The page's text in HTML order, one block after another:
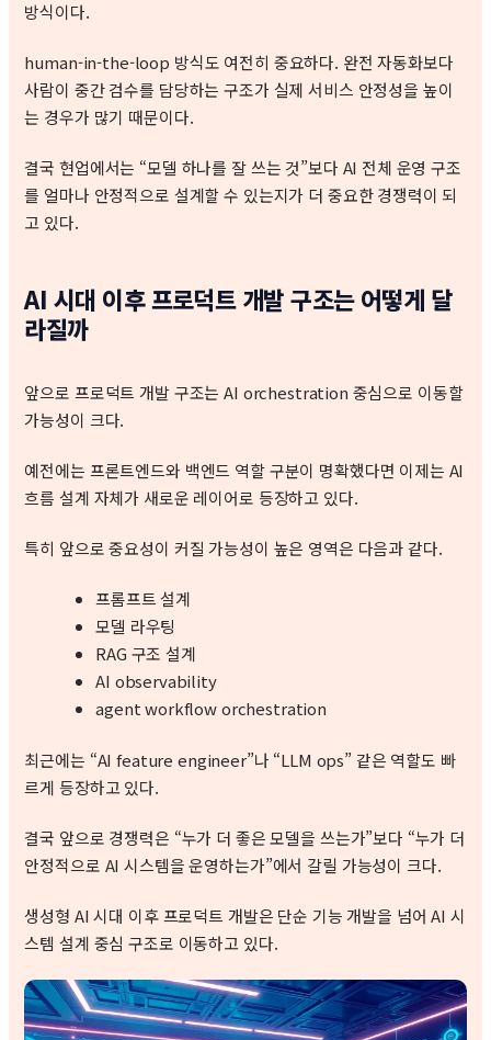
방식이다.
human-in-the-loop 방식도 여전히 중요하다. 완전 자동화보다
사람이 중간 검수를 담당하는 구조가 실제 서비스 안정성을 높이
는 경우가 많기 때문이다.
결국 현업에서는 “모델 하나를 잘 쓰는 것”보다 AI 전체 운영 구조
를 얼마나 안정적으로 설계할 수 있는지가 더 중요한 경쟁력이 되
고 있다.
AI 시대 이후 프로덕트 개발 구조는 어떻게 달
라질까
앞으로 프로덕트 개발 구조는 AI orchestration 중심으로 이동할
가능성이 크다.
예전에는 프론트엔드와 백엔드 역할 구분이 명확했다면 이제는 AI
흐름 설계 자체가 새로운 레이어로 등장하고 있다.
특히 앞으로 중요성이 커질 가능성이 높은 영역은 다음과 같다.
프롬프트 설계
모델 라우팅
RAG 구조 설계
AI observability
agent workflow orchestration
최근에는 “AI feature engineer”나 “LLM ops” 같은 역할도 빠
르게 등장하고 있다.
결국 앞으로 경쟁력은 “누가 더 좋은 모델을 쓰는가”보다 “누가 더
안정적으로 AI 시스템을 운영하는가”에서 갈릴 가능성이 크다.
생성형 AI 시대 이후 프로덕트 개발은 단순 기능 개발을 넘어 AI 시
스템 설계 중심 구조로 이동하고 있다.